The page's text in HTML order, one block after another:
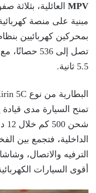
MPV العائلية،
بمحركين كهربائيين
5.5 ثانية.
الداخلية، فتجمع بين
الترفيه والاتصال،
أقوى السيارات